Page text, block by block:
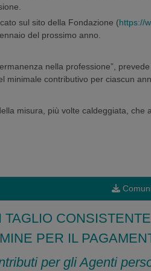
sul sito della Fondazione (https://
del prossimo anno.
nella professione”,
contributivo per ciascun
misura, più volte caldeggiata,
PER IL
per gli Agenti